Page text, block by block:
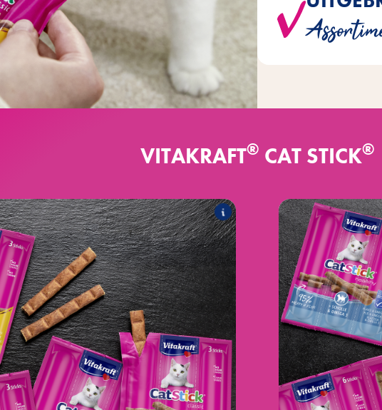
is verkrijgbaar in
VITAKRAFT® CAT STICK®
Cat Stick
®
Classic
Het assortiment omvat de volgende producten:
Cat Stick
®
met zalm
Cat Stick
®
met gevogelte & lever
Cat Stick
met eend & konijn
Cat Stick
®
met kabeljauw & koolvis